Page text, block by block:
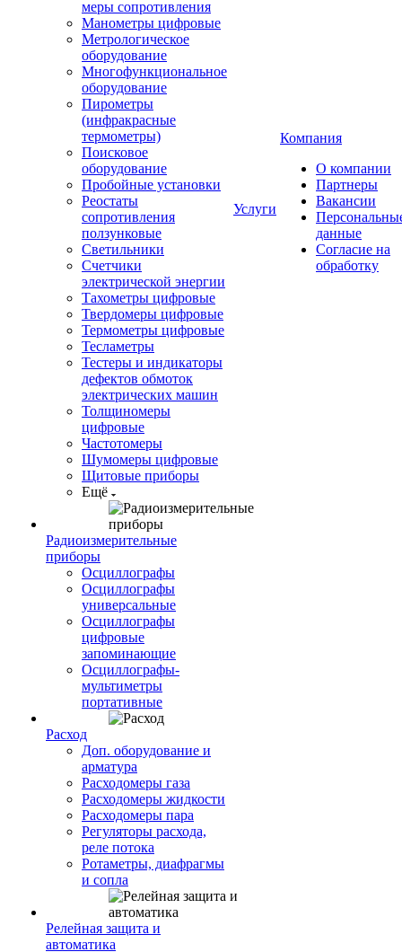
меры сопротивления
Манометры цифровые
Метрологическое
оборудование
Многофункциональное
оборудование
Пирометры
(инфракрасные
термометры)
Поисковое
оборудование
Пробойные установки
Реостаты
сопротивления
ползунковые
Светильники
Счетчики
электрической энергии
Тахометры цифровые
Твердомеры цифровые
Термометры цифровые
Тесламетры
Тестеры и индикаторы
дефектов обмоток
электрических машин
Толщиномеры
цифровые
Частотомеры
Шумомеры цифровые
Щитовые приборы
Ещё
Радиоизмерительные
приборы
Осциллографы
Осциллографы
универсальные
Осциллографы
цифровые
запоминающие
Осциллографы-
мультиметры
портативные
Расход
Доп. оборудование и
арматура
Расходомеры газа
Расходомеры жидкости
Расходомеры пара
Регуляторы расхода,
реле потока
Ротаметры, диафрагмы
и сопла
Релейная защита и
автоматика
Услуги
Компания
О компании
Партнеры
Вакансии
данные
Согласие на
обработку